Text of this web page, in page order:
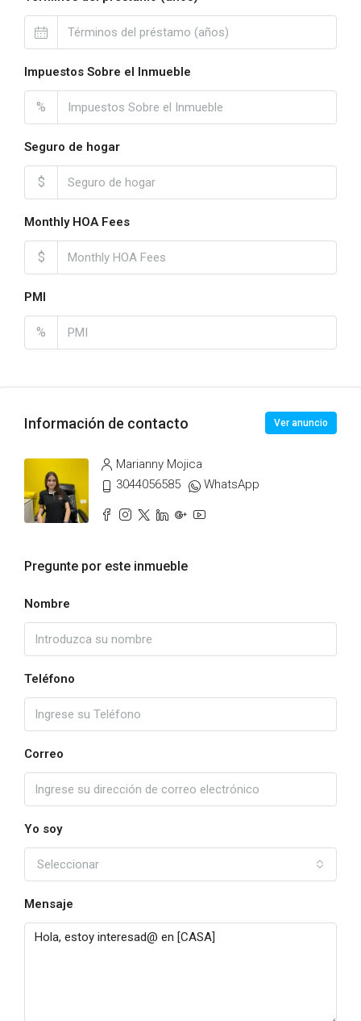
Impuestos Sobre el Inmueble
%
Seguro de hogar
$
Monthly HOA Fees
$
PMI
%
Información de contacto Ver anuncio
Marianny Mojica
3044056585
WhatsApp
Pregunte por este inmueble
Nombre
Teléfono
Correo
Yo soy
Seleccionar
Mensaje